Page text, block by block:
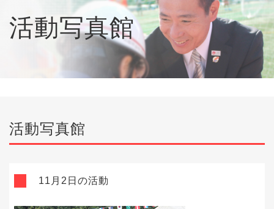
活動写真館
活動写真館
11月2日の活動